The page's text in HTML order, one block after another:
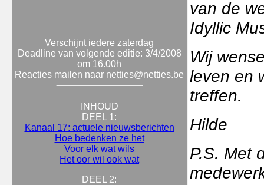
Verschijnt iedere zaterdag
Deadline van volgende editie: 3/4/2008
om 16.00h
Reacties mailen naar netties@netties.be
INHOUD
DEEL 1:
Kanaal 17: actuele nieuwsberichten
Hoe bedenken ze het
Voor elk wat wils
Het oor wil ook wat
DEEL 2:
van de
Idyllic
Wij
leven en
treffen.
Hilde
P.S. Met